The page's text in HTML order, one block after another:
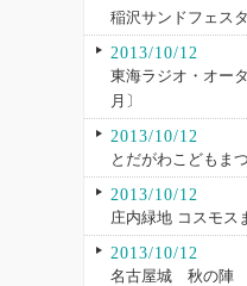
稲沢サンドフェス
2013/10/12
東海ラジオ・オー
月〕
2013/10/12
とだがわこどもま
2013/10/12
庄内緑地 コスモス
2013/10/12
名古屋城 秋の陣